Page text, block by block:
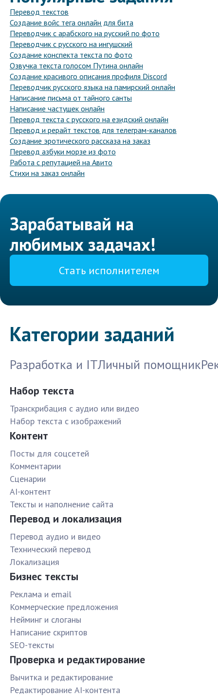
Перевод текстов
Создание войс тега онлайн для бита
Переводчик с арабского на русский по фото
Переводчик с русского на ингушский
Создание конспекта текста по фото
Озвучка текста голосом Путина онлайн
Создание красивого описания профиля Discord
Переводчик русского языка на памирский онлайн
Написание письма от тайного санты
Написание частушек онлайн
Перевод текста с русского на езидский онлайн
Перевод и рерайт текстов для телеграм-каналов
Создание эротического рассказа на заказ
Перевод азбуки морзе из фото
Работа с репутацией на Авито
Стихи на заказ онлайн
Зарабатывай на
любимых задачах!
Стать исполнителем
Категории заданий
Разработка и ITЛичный помощник
Набор текста
Транскрибация с аудио или видео
Набор текста с изображений
Контент
Посты для соцсетей
Комментарии
Сценарии
AI-контент
Тексты и наполнение сайта
Перевод и локализация
Перевод аудио и видео
Технический перевод
Локализация
Бизнес тексты
Реклама и email
Коммерческие предложения
Нейминг и слоганы
Написание скриптов
SEO-тексты
Проверка и редактирование
Вычитка и редактирование
Редактирование AI-контента